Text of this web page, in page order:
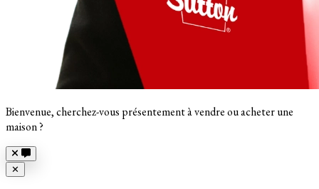
Bienvenue, cherchez-vous présentement à vendre ou acheter une
maison ?
Close
✕